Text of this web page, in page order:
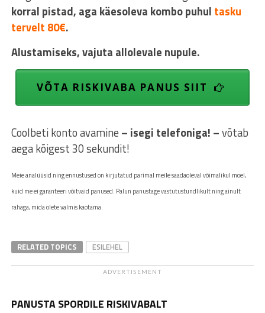
korral pistad, aga käesoleva kombo puhul tasku
tervelt 80€.
Alustamiseks, vajuta allolevale nupule.
VÕTA RISKIVABA PANUS SIIT
Coolbeti konto avamine – isegi telefoniga! –võtab
aega kõigest 30 sekundit!
Meieanalüüsid ning ennustused on kirjutatud parimal meile saadaoleval võimalikul moel,
kuid me ei garanteeri võitvaid panused. Palun panustage vastutustundlikult ning ainult
rahaga, mida olete valmis kaotama.
RELATED TOPICS ESILEHEL
ADVERTISEMENT
PANUSTA SPORDILE RISKIVABALT